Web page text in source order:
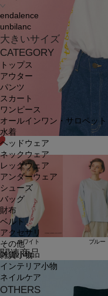
endalence
unbilanc
大きいサイズ
CATEGORY
トップス
アウター
パンツ
スカート
ワンピース
オールインワン・サロペット
水着
ヘッドウェア
ネックウェア
レッグウェア
アンダーウェア
シューズ
バッグ
財布
ベルト
アクセサリ
その他
雑貨小物
インテリア小物
ネイルケア
OTHERS
ホワイト ブルー
関連商品